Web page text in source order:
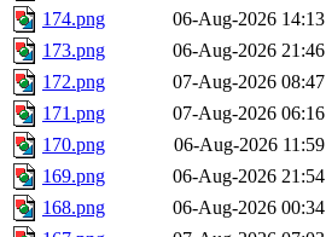
174.png
06-Aug-2026 14:13
173.png
06-Aug-2026 21:46
172.png
07-Aug-2026 08:47
171.png
07-Aug-2026 06:16
170.png
06-Aug-2026 11:59
169.png
06-Aug-2026 21:54
168.png
06-Aug-2026 00:34